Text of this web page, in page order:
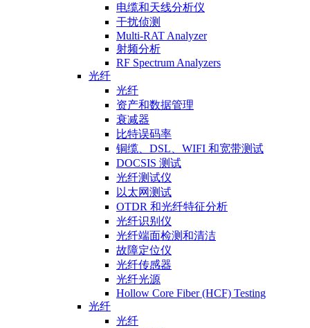
电缆和天线分析仪
干扰侦测
Multi-RAT Analyzer
射频分析
RF Spectrum Analyzers
光纤
光纤
资产和数据管理
衰减器
比特误码率
铜缆、DSL、WIFI 和宽带测试
DOCSIS 测试
光纤测试仪
以太网测试
OTDR 和光纤特征分析
光纤识别仪
光纤端面检测和清洁
故障定位仪
光纤传感器
光纤光源
Hollow Core Fiber (HCF) Testing
光纤
光纤